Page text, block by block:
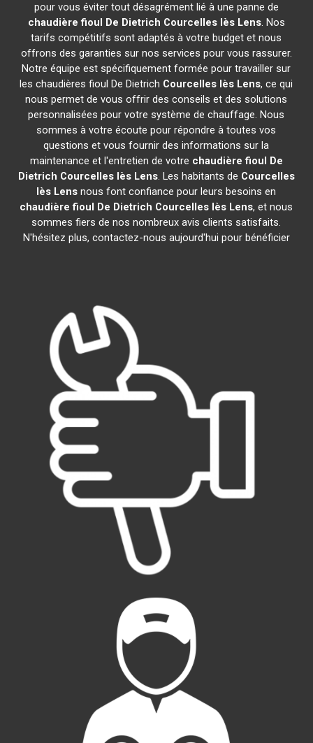
pour vous éviter tout désagrément lié à une panne de
chaudière fioul De Dietrich Courcelles lès Lens. Nos
tarifs compétitifs sont adaptés à votre budget et nous
offrons des garanties sur nos services pour vous rassurer.
Notre équipe est spécifiquement formée pour travailler sur
les chaudières fioul De Dietrich Courcelles lès Lens, ce qui
nous permet de vous offrir des conseils et des solutions
personnalisées pour votre système de chauffage. Nous
sommes à votre écoute pour répondre à toutes vos
questions et vous fournir des informations sur la
maintenance et l'entretien de votre chaudière fioul De
Dietrich Courcelles lès Lens. Les habitants de Courcelles
lès Lens nous font confiance pour leurs besoins en
chaudière fioul De Dietrich Courcelles lès Lens, et nous
sommes fiers de nos nombreux avis clients satisfaits.
N'hésitez plus, contactez-nous aujourd'hui pour bénéficier